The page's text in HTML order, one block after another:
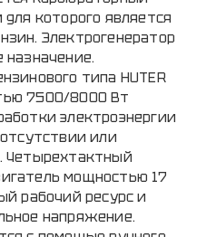
которого является
Электрогенератор
типа HUTER
7500/8000 Вт
электроэнергии
или
Четырехтактный
мощностью 17
рабочий ресурс и
напряжение.